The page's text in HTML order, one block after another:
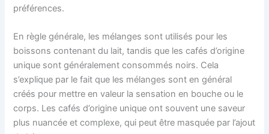
préférences.
En règle générale, les mélanges sont utilisés pour les
boissons contenant du lait, tandis que les cafés d’origine
unique sont généralement consommés noirs. Cela
s’explique par le fait que les mélanges sont en général
créés pour mettre en valeur la sensation en bouche ou le
corps. Les cafés d’origine unique ont souvent une saveur
plus nuancée et complexe, qui peut être masquée par l’ajout